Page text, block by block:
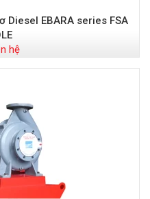
EBARA series FSA
hệ